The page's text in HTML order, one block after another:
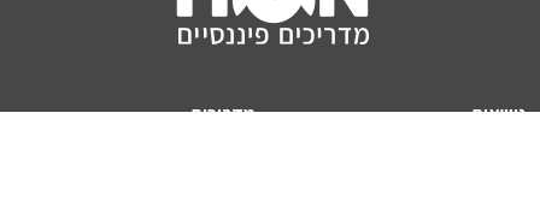
נושאים
מדריכים